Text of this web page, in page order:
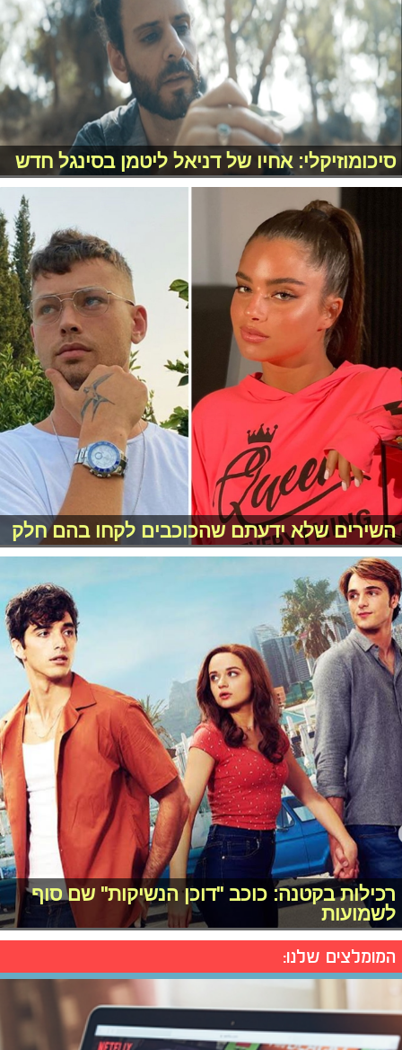
סיכומוזיקלי: אחיו של דניאל ליטמן בסינגל חדש
השירים שלא ידעתם שהכוכבים לקחו בהם חלק
רכילות בקטנה: כוכב "דוכן הנשיקות" שם סוף
לשמועות
המומלצים שלנו: